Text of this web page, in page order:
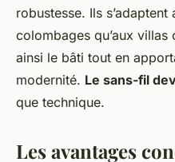
robustesse. Ils
colombages qu’aux
ainsi le bâti tout en
modernité. Le sans-fil
que technique.
Les avantages